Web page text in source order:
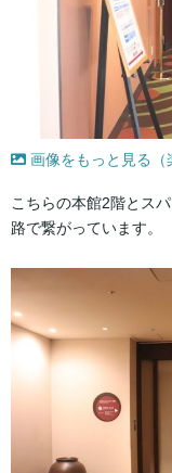
画像をもっと見る（
こちらの本館2階とス
路で繋がっています。